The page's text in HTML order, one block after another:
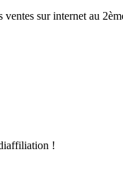
sur internet au
!